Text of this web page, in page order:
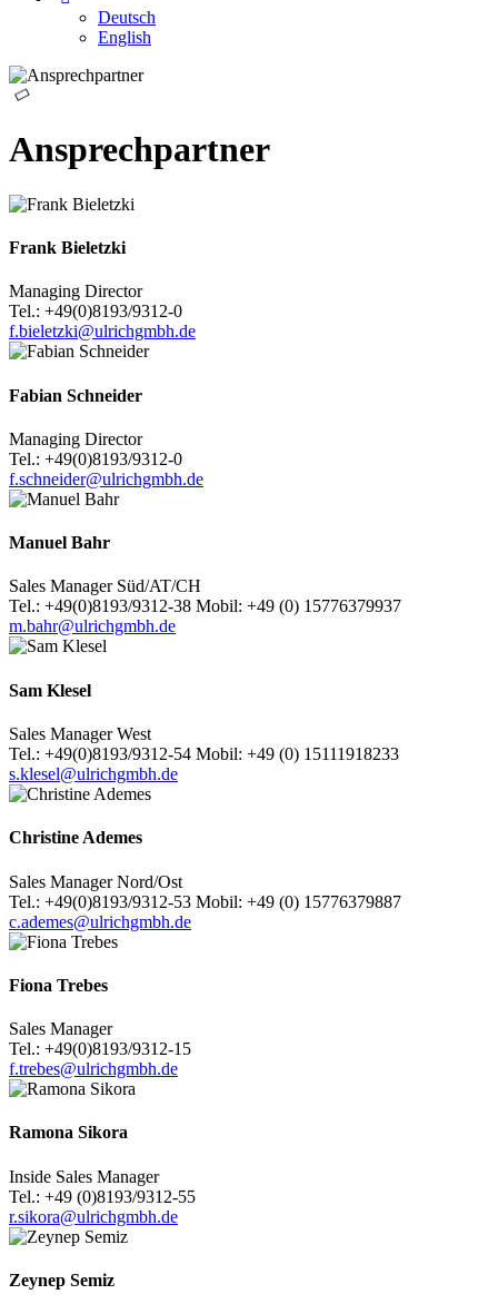
Deutsch
English
Ansprechpartner
Frank Bieletzki
Managing Director
Tel.: +49(0)8193/9312-0
f.bieletzki@ulrichgmbh.de
Fabian Schneider
Managing Director
Tel.: +49(0)8193/9312-0
f.schneider@ulrichgmbh.de
Manuel Bahr
Sales Manager Süd/AT/CH
Tel.: +49(0)8193/9312-38 Mobil: +49 (0) 15776379937
m.bahr@ulrichgmbh.de
Sam Klesel
Sales Manager West
Tel.: +49(0)8193/9312-54 Mobil: +49 (0) 15111918233
s.klesel@ulrichgmbh.de
Christine Ademes
Sales Manager Nord/Ost
Tel.: +49(0)8193/9312-53 Mobil: +49 (0) 15776379887
c.ademes@ulrichgmbh.de
Fiona Trebes
Sales Manager
Tel.: +49(0)8193/9312-15
f.trebes@ulrichgmbh.de
Ramona Sikora
Inside Sales Manager
Tel.: +49 (0)8193/9312-55
r.sikora@ulrichgmbh.de
Zeynep Semiz